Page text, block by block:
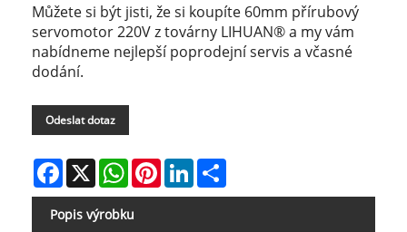
Můžete si být jisti, že si koupíte 60mm přírubový
servomotor 220V z továrny LIHUAN® a my vám
nabídneme nejlepší poprodejní servis a včasné
dodání.
Odeslat dotaz
Facebook
X WhatsAppPinterestLinkedIn
Popis výrobku